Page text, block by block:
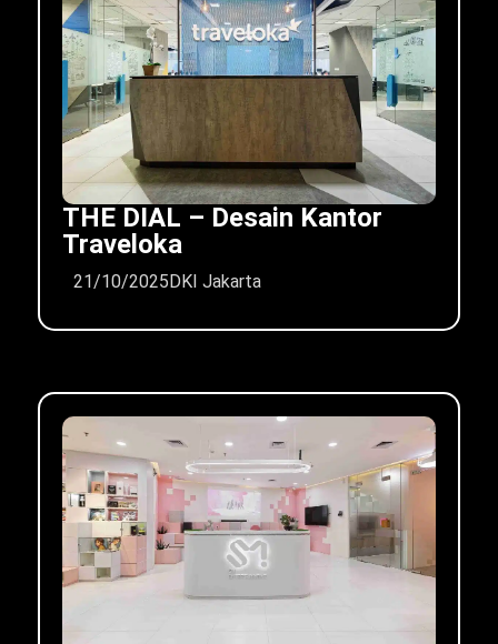
THE DIAL – Desain Kantor
Traveloka
21/10/2025DKI Jakarta